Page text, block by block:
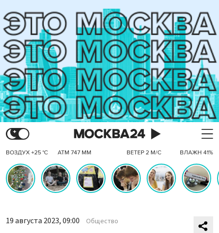
ВОЗДУХ +25 °C АТМ 747 ММ ВЕТЕР 2 М/С ВЛАЖН 41%
19 августа 2023, 09:00 Общество